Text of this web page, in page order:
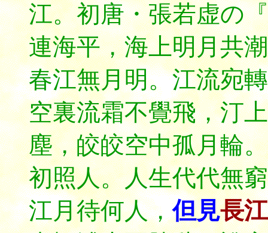
江。初唐・張若虚の
連海平，海上明月共
春江無月明。江流宛
空裏流霜不覺飛，汀
塵，皎皎空中孤月輪
初照人。人生代代無
江月待何人，但見長江